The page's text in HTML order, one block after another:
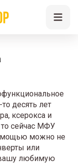
десять лет
ксерокса и
сейчас МФУ
можно не
или
вашу любимую